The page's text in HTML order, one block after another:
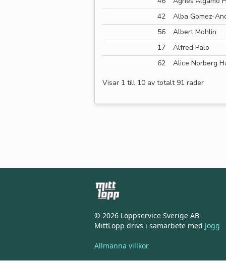
42
Alba Gomez-
56
Albert Mohlin
17
Alfred Palo
62
Alice Norberg
Visar 1 till 10 av totalt 91 rader
© 2026 Loppservice Sverige AB
MittLopp drivs i samarbete med Jogg
Allmänna villkor